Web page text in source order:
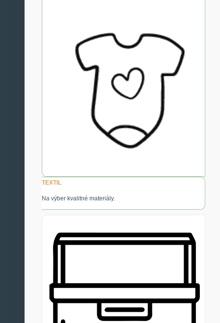
TEXTIL
Na výber kvalitné materiály.